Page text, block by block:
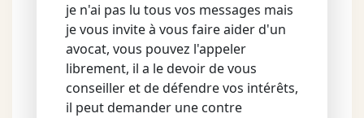
je n'ai pas lu tous vos messages mais
je vous invite à vous faire aider d'un
avocat, vous pouvez l'appeler
librement, il a le devoir de vous
conseiller et de défendre vos intérêts,
il peut demander une contre